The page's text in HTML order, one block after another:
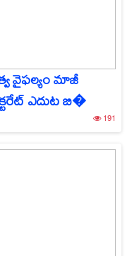
వైఫల్యం మాజీ
ఎదుట బి�
191